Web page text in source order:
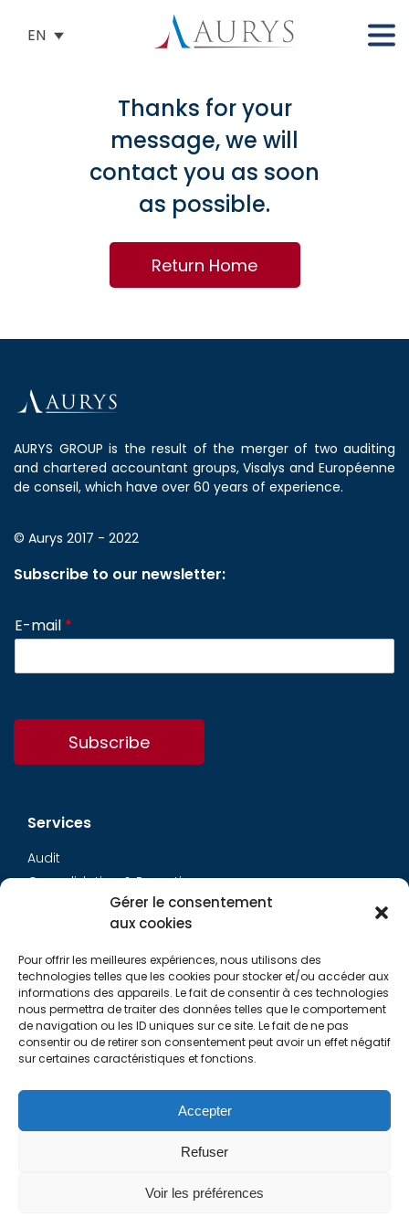
Gérer le consentement
aux cookies
Pour offrir les meilleures expériences, nous utilisons des
technologies telles que les cookies pour stocker et/ou accéder aux
informations des appareils. Le fait de consentir à ces technologies
nous permettra de traiter des données telles que le comportement
de navigation ou les ID uniques sur ce site. Le fait de ne pas
consentir ou de retirer son consentement peut avoir un effet négatif
sur certaines caractéristiques et fonctions.
Accepter
Refuser
Voir les préférences
EN
Thanks for your
message, we will
contact you as soon
as possible.
Return Home
AURYS GROUP is the result of the merger of two auditing
and chartered accountant groups, Visalys and Européenne
de conseil, which have over 60 years of experience.
© Aurys 2017 - 2022
Subscribe to our newsletter:
E-mail *
Subscribe
Services
Audit
Consolidation & Reporting
Accounting expertise
Financial Evaluation
Pay and social
Restructuring
Transaction Services
Aurys